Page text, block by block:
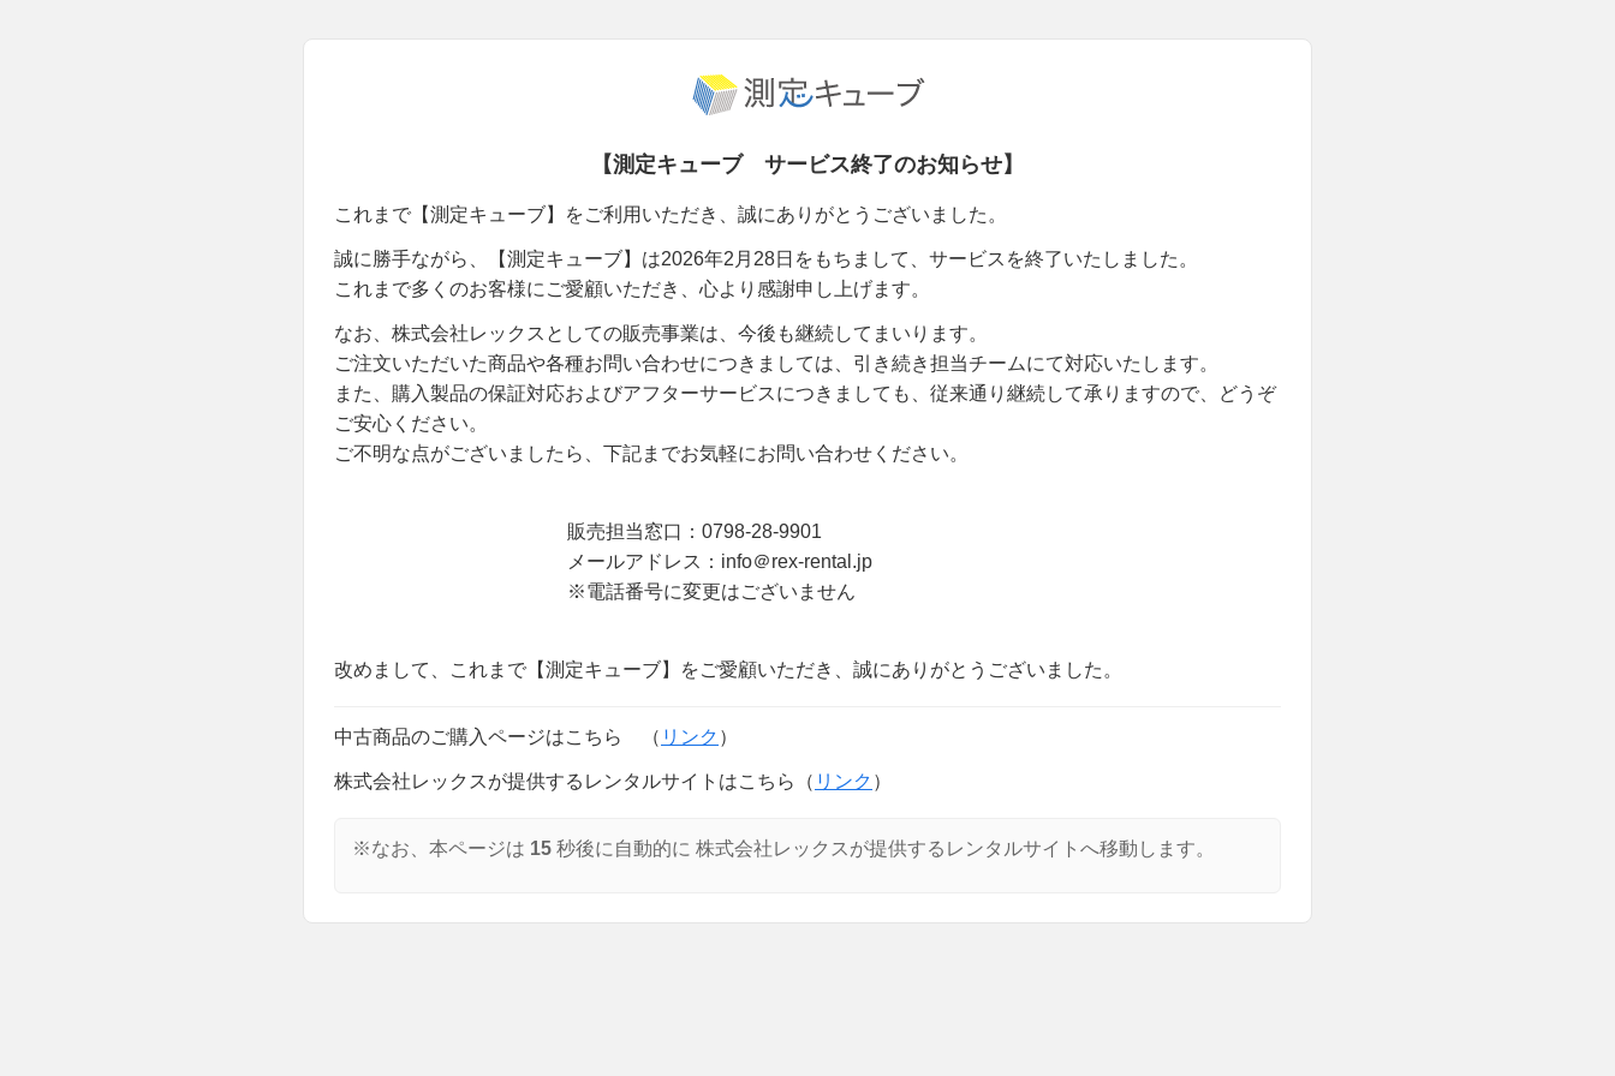
【測定キューブ サービス終了のお知らせ】
これまで【測定キューブ】をご利用いただき、誠にありがとうございました。
誠に勝手ながら、【測定キューブ】は2026年2月28日をもちまして、サービスを終了いたしました。
これまで多くのお客様にご愛顧いただき、心より感謝申し上げます。
なお、株式会社レックスとしての販売事業は、今後も継続してまいります。
ご注文いただいた商品や各種お問い合わせにつきましては、引き続き担当チームにて対応いたします。
また、購入製品の保証対応およびアフターサービスにつきましても、従来通り継続して承りますので、どうぞ
ご安心ください。
ご不明な点がございましたら、下記までお気軽にお問い合わせください。
販売担当窓口：0798-28-9901
メールアドレス：info＠rex-rental.jp
※電話番号に変更はございません
改めまして、これまで【測定キューブ】をご愛顧いただき、誠にありがとうございました。
中古商品のご購入ページはこちら （ リンク ）
株式会社レックスが提供するレンタルサイトはこちら（ リンク ）
※なお、本ページは 15 秒後に自動的に 株式会社レックスが提供するレンタルサイトへ移動します。